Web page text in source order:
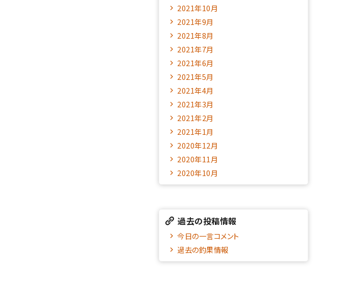
2021年10月
2021年9月
2021年8月
2021年7月
2021年6月
2021年5月
2021年4月
2021年3月
2021年2月
2021年1月
2020年12月
2020年11月
2020年10月
過去の投稿情報
今日の一言コメント
過去の釣果情報